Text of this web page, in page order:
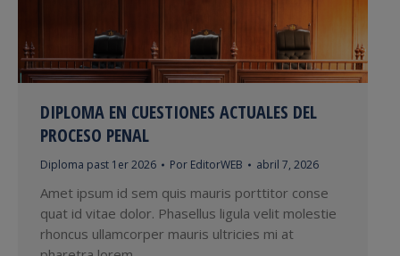
DIPLOMA EN CUESTIONES ACTUALES DEL
PROCESO PENAL
Diploma past 1er 2026 Por EditorWEB abril 7, 2026
Amet ipsum id sem quis mauris porttitor conse
quat id vitae dolor. Phasellus ligula velit molestie
rhoncus ullamcorper mauris ultricies mi at